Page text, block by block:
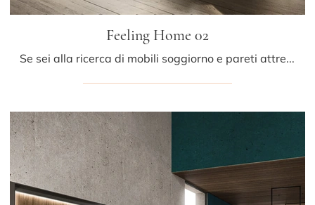
Feeling Home 02
Se sei alla ricerca di mobili soggiorno e pareti attrezzate moderne, opta per il modello Feeling Home 02 di Arrital: clicca e ottieni informazioni!